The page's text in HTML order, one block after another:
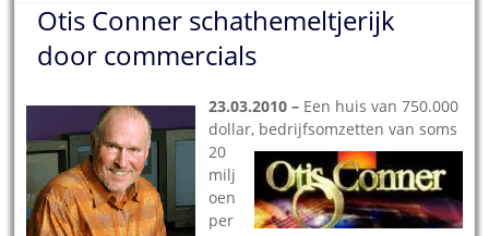
Otis Conner schathemeltjerijk
door commercials
23.03.2010 – Een huis van 750.000
dollar, bedrijfsomzetten van soms
20
milj
oen
per